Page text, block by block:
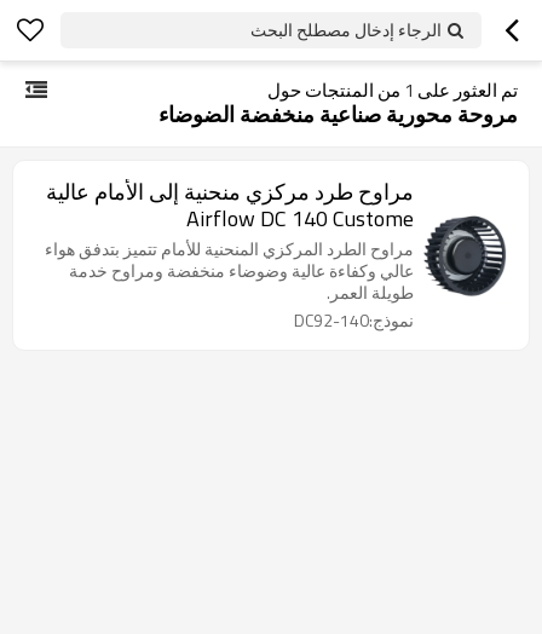
الرجاء إدخال مصطلح البحث
تم العثور على 1 من المنتجات حول
مروحة محورية صناعية منخفضة الضوضاء
مراوح طرد مركزي منحنية إلى الأمام عالية
Airflow DC 140 Custome
مراوح الطرد المركزي المنحنية للأمام تتميز بتدفق هواء
عالي وكفاءة عالية وضوضاء منخفضة ومراوح خدمة
طويلة العمر.
نموذج:DC92-140